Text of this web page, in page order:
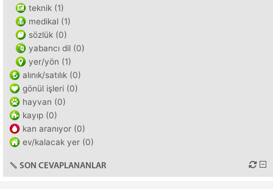
teknik (1)
medikal (1)
sözlük (0)
yabancı dil (0)
yer/yön (1)
alınık/satılık (0)
gönül işleri (0)
hayvan (0)
kayıp (0)
kan aranıyor (0)
ev/kalacak yer (0)
SON CEVAPLANANLAR